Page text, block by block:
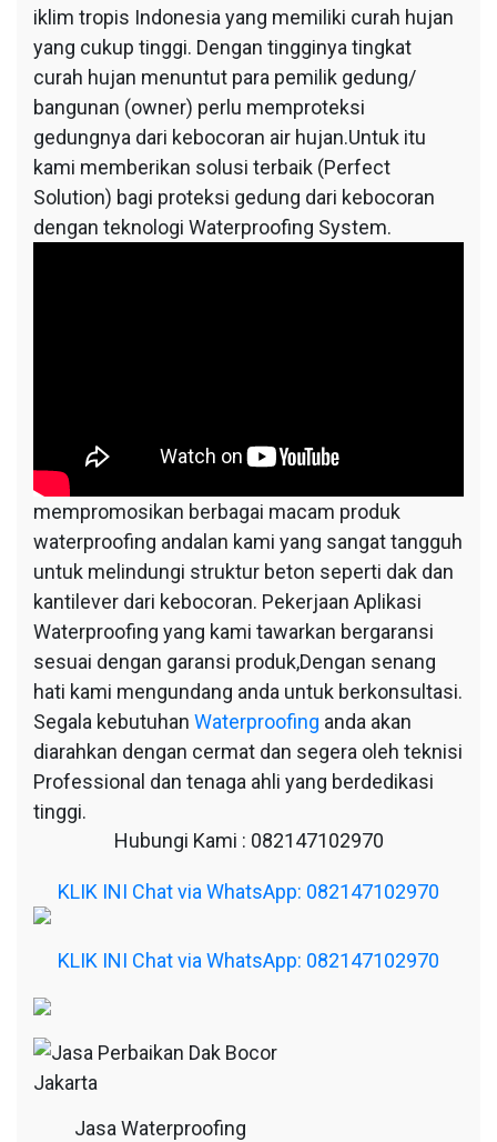
iklim tropis Indonesia yang memiliki curah hujan
yang cukup tinggi. Dengan tingginya tingkat
curah hujan menuntut para pemilik gedung/
bangunan (owner) perlu memproteksi
gedungnya dari kebocoran air hujan.Untuk itu
kami memberikan solusi terbaik (Perfect
Solution) bagi proteksi gedung dari kebocoran
dengan teknologi Waterproofing System.
mempromosikan berbagai macam produk
waterproofing andalan kami yang sangat tangguh
untuk melindungi struktur beton seperti dak dan
kantilever dari kebocoran. Pekerjaan Aplikasi
Waterproofing yang kami tawarkan bergaransi
sesuai dengan garansi produk,Dengan senang
hati kami mengundang anda untuk berkonsultasi.
Segala kebutuhan Waterproofing anda akan
diarahkan dengan cermat dan segera oleh teknisi
Professional dan tenaga ahli yang berdedikasi
tinggi.
Hubungi Kami : 082147102970
KLIK INI Chat via WhatsApp: 082147102970
KLIK INI Chat via WhatsApp: 082147102970
Jasa Waterproofing